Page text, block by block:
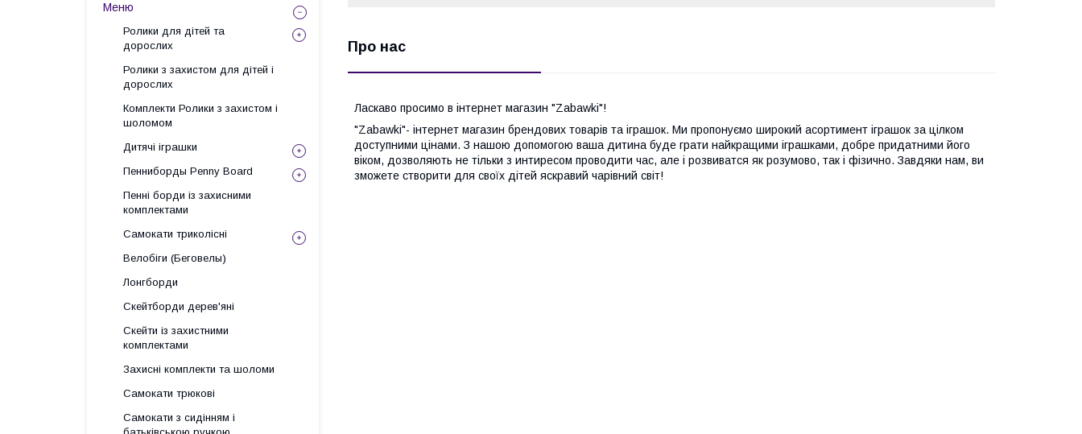
Про нас
Ласкаво просимо в інтернет магазин "Zabawki"!
"Zabawki"- інтернет магазин брендових товарів та іграшок. Ми пропонуємо широкий асортимент іграшок за цілком
доступними цінами. З нашою допомогою ваша дитина буде грати найкращими іграшками, добре придатними його
віком, дозволяють не тільки з интиресом проводити час, але і розвиватся як розумово, так і фізично. Завдяки нам, ви
зможете створити для своїх дітей яскравий чарівний світ!
Меню
Ролики для дітей та
дорослих
Ролики з захистом для дітей і
дорослих
Комплекти Ролики з захистом і
шоломом
Дитячі іграшки
Пенниборды Penny Board
Пенні борди із захисними
комплектами
Самокати триколісні
Велобіги (Беговелы)
Лонгборди
Скейтборди дерев'яні
Скейти із захистними
комплектами
Захисні комплекти та шоломи
Самокати трюкові
Самокати з сидінням і